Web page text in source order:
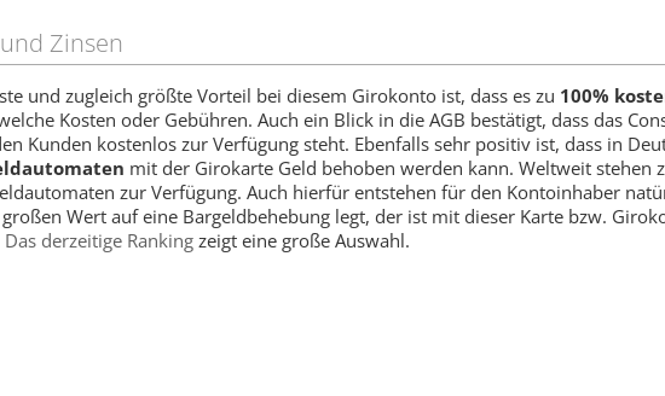
Zinsen
und zugleich größte Vorteil bei diesem Girokonto ist, dass es zu 100%
Kosten oder Gebühren. Auch ein Blick in die AGB bestätigt, dass das
Kunden kostenlos zur Verfügung steht. Ebenfalls sehr positiv ist, dass in
mit der Girokarte Geld behoben werden kann. Weltweit stehen
zur Verfügung. Auch hierfür entstehen für den Kontoinhaber
Wert auf eine Bargeldbehebung legt, der ist mit dieser Karte bzw.
Das derzeitige Ranking zeigt eine große Auswahl.